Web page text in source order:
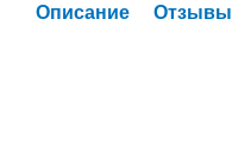
Описание Отзывы